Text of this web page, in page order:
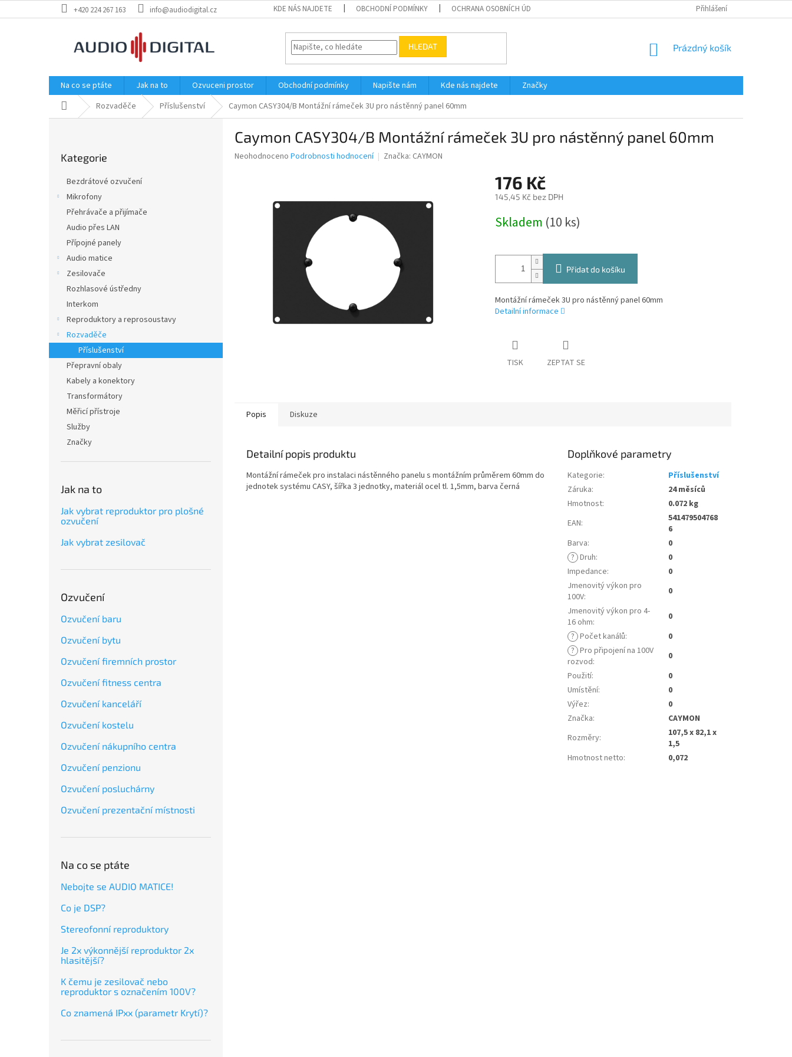
na
+420 224 267 163 info@audiodigital.cz KDE NÁS NAJDETE OBCHODNÍ PODMÍNKY OCHRANA OSOBNÍCH ÚDAJŮ Přihlášení
HLEDAT
NÁKUPNÍ
Prázdný košík
Na co se ptáte Jak na to Ozvuceni prostor Obchodní podmínky Napište nám Kde nás najdete
Značky
Domů Rozvaděče Příslušenství Caymon CASY304/B Montážní rámeček 3U pro nástěnný panel 60mm
kategorie
Kategorie
Bezdrátové ozvučení
Mikrofony
Přehrávače a přijímače
Audio přes LAN
Přípojné panely
Audio matice
Zesilovače
Rozhlasové ústředny
Interkom
Reproduktory a reprosoustavy
Rozvaděče
Příslušenství
Přepravní obaly
Kabely a konektory
Transformátory
Měřicí přístroje
Služby
Značky
Jak na to
Jak vybrat reproduktor pro plošné
ozvučení
Jak vybrat zesilovač
Ozvučení
Ozvučení baru
Ozvučení bytu
Ozvučení firemních prostor
Ozvučení fitness centra
Ozvučení kanceláří
Ozvučení kostelu
Ozvučení nákupního centra
Ozvučení penzionu
Ozvučení posluchárny
Ozvučení prezentační místnosti
Na co se ptáte
Nebojte se AUDIO MATICE!
Co je DSP?
Stereofonní reproduktory
Je 2x výkonnější reproduktor 2x
hlasitější?
K čemu je zesilovač nebo
reproduktor s označením 100V?
Co znamená IPxx (parametr Krytí)?
Caymon CASY304/B Montážní rámeček 3U pro nástěnný panel 60mm
Průměrné
Neohodnoceno Podrobnosti hodnocení Značka: CAYMON
176 Kč
145,45 Kč bez DPH
cena:
Skladem (10 ks)
Přidat do košíku
Montážní rámeček 3U pro nástěnný panel 60mm
Detailní informace
TISK ZEPTAT SE
Popis Diskuze
Detailní popis produktu
Montážní rámeček pro instalaci nástěnného panelu s montážním průměrem 60mm do
jednotek systému CASY, šířka 3 jednotky, materiál ocel tl. 1,5mm, barva černá
Doplňkové parametry
Kategorie:
Příslušenství
Záruka:
24 měsíců
Hmotnost:
0.072 kg
EAN:
541479504768
6
Barva:
0
? Druh:
0
Impedance:
0
Jmenovitý výkon pro
100V:
0
Jmenovitý výkon pro 4-
16 ohm:
0
? Počet kanálů:
0
? Pro připojení na 100V
rozvod:
0
Použití:
0
Umístění:
0
Výřez:
0
Značka:
CAYMON
Rozměry:
107,5 x 82,1 x
1,5
Hmotnost netto: 0,072